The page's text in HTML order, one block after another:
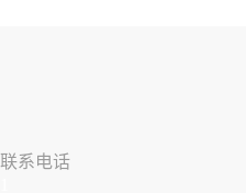
联系电话